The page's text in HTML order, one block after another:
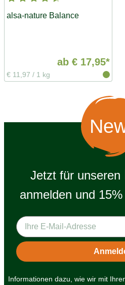
alsa-nature Balance
ab € 17,95*
€ 11,97 / 1 kg
Jetzt für unseren
anmelden und
Informationen dazu, wie wir mit